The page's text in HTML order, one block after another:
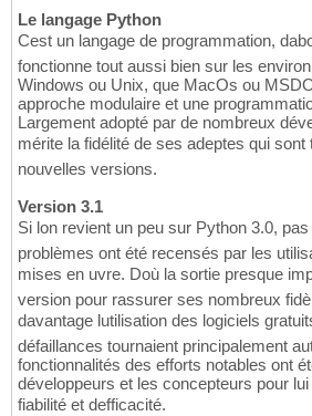
Le langage Python
Cest un langage de programmation,
fonctionne tout aussi bien sur les
Windows ou Unix, que MacOs ou
approche modulaire et une
Largement adopté par de nombreux
mérite la fidélité de ses adeptes qui sont
nouvelles versions.
Version 3.1
Si lon revient un peu sur Python 3.0,
problèmes ont été recensés par les
mises en uvre. Doù la sortie presque
version pour rassurer ses nombreux
davantage lutilisation des logiciels
défaillances tournaient principalement
fonctionnalités des efforts notables ont
développeurs et les concepteurs pour
fiabilité et defficacité.